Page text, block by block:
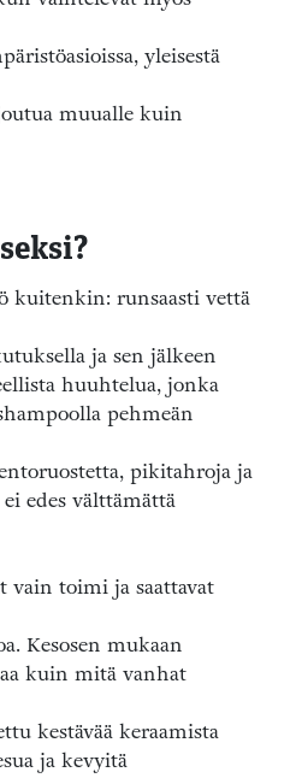
yleisestä
muualle kuin
kuitenkin: runsaasti vettä
ja sen jälkeen
huuhtelua, jonka
pehmeän
pikitahroja ja
edes välttämättä
vain toimi ja saattavat
Kesosen mukaan
kuin mitä vanhat
kestävää keraamista
ja kevyitä